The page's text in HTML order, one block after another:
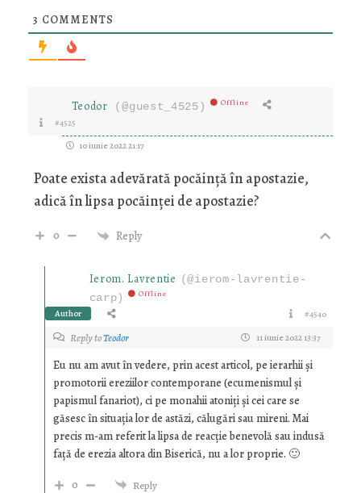
3 COMMENTS
Teodor (@guest_4525) Offline
#4525
10 iunie 2022 21:17
Poate exista adevărată pocăință în apostazie,
adică în lipsa pocăinței de apostazie?
0 Reply
Ierom. Lavrentie (@ierom-lavrentie-
carp)
Offline
Author #4540
Reply toTeodor 11 iunie 2022 13:37
Eu nu am avut în vedere, prin acest articol, pe ierarhii și
promotorii ereziilor contemporane (ecumenismul și
papismul fanariot), ci pe monahii atoniți și cei care se
găsesc în situația lor de astăzi, călugări sau mireni. Mai
precis m-am referit la lipsa de reacție benevolă sau indusă
față de erezia altora din Biserică, nu a lor proprie. 🙂
0
Reply